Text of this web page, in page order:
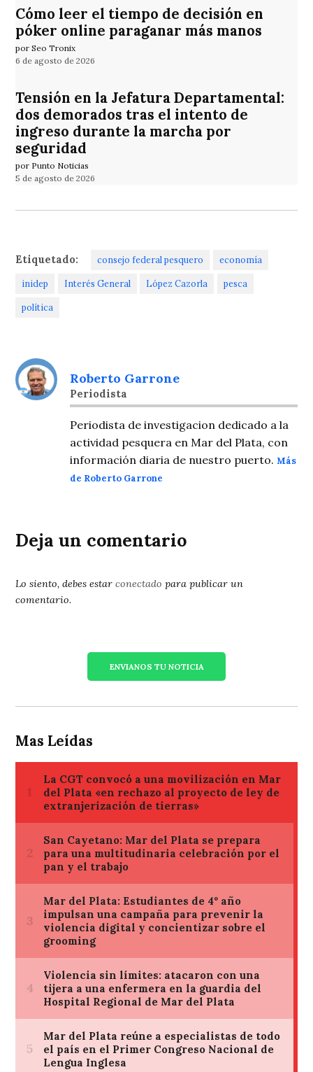
Cómo leer el tiempo de decisión en
póker online paraganar más manos
por Seo Tronix
6 de agosto de 2026
Tensión en la Jefatura Departamental:
dos demorados tras el intento de
ingreso durante la marcha por
seguridad
por Punto Noticias
5 de agosto de 2026
Etiquetado: consejo federal pesquero economía
inidep Interés General López Cazorla pesca
política
Roberto Garrone
Periodista
Periodista de investigacion dedicado a la
actividad pesquera en Mar del Plata, con
información diaria de nuestro puerto.Más
de Roberto Garrone
Deja un comentario
Lo siento, debes estarconectado para publicar un
comentario.
ENVIANOS TU NOTICIA
Mas Leídas